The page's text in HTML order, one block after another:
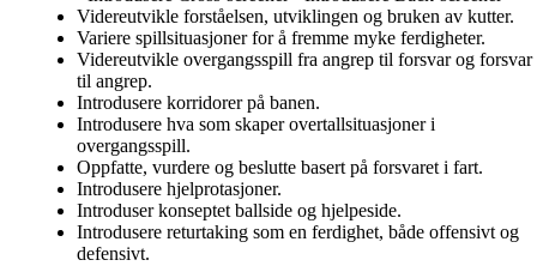
Videreutvikle forståelsen, utviklingen og bruken av kutter.
Variere spillsituasjoner for å fremme myke ferdigheter.
Videreutvikle overgangsspill fra angrep til forsvar og forsvar
til angrep.
Introdusere korridorer på banen.
Introdusere hva som skaper overtallsituasjoner i
overgangsspill.
Oppfatte, vurdere og beslutte basert på forsvaret i fart.
Introdusere hjelprotasjoner.
Introduser konseptet ballside og hjelpeside.
Introdusere returtaking som en ferdighet, både offensivt og
defensivt.